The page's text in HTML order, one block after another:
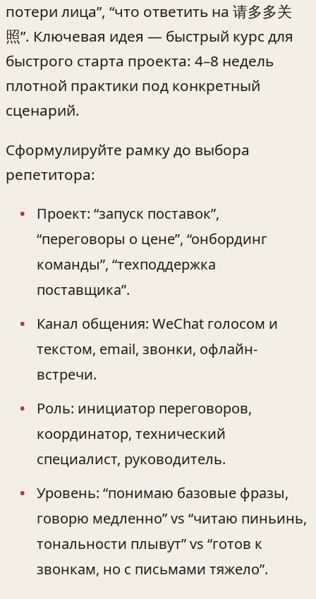
потери лица”, “что ответить на 请多多关
照”. Ключевая идея — быстрый курс для
быстрого старта проекта: 4–8 недель
плотной практики под конкретный
сценарий.
Сформулируйте рамку до выбора
репетитора:
Проект: “запуск поставок”,
“переговоры о цене”, “онбординг
команды”, “техподдержка
поставщика”.
Канал общения: WeChat голосом и
текстом, email, звонки, офлайн-
встречи.
Роль: инициатор переговоров,
координатор, технический
специалист, руководитель.
Уровень: “понимаю базовые фразы,
говорю медленно” vs “читаю пиньинь,
тональности плывут” vs “готов к
звонкам, но с письмами тяжело”.